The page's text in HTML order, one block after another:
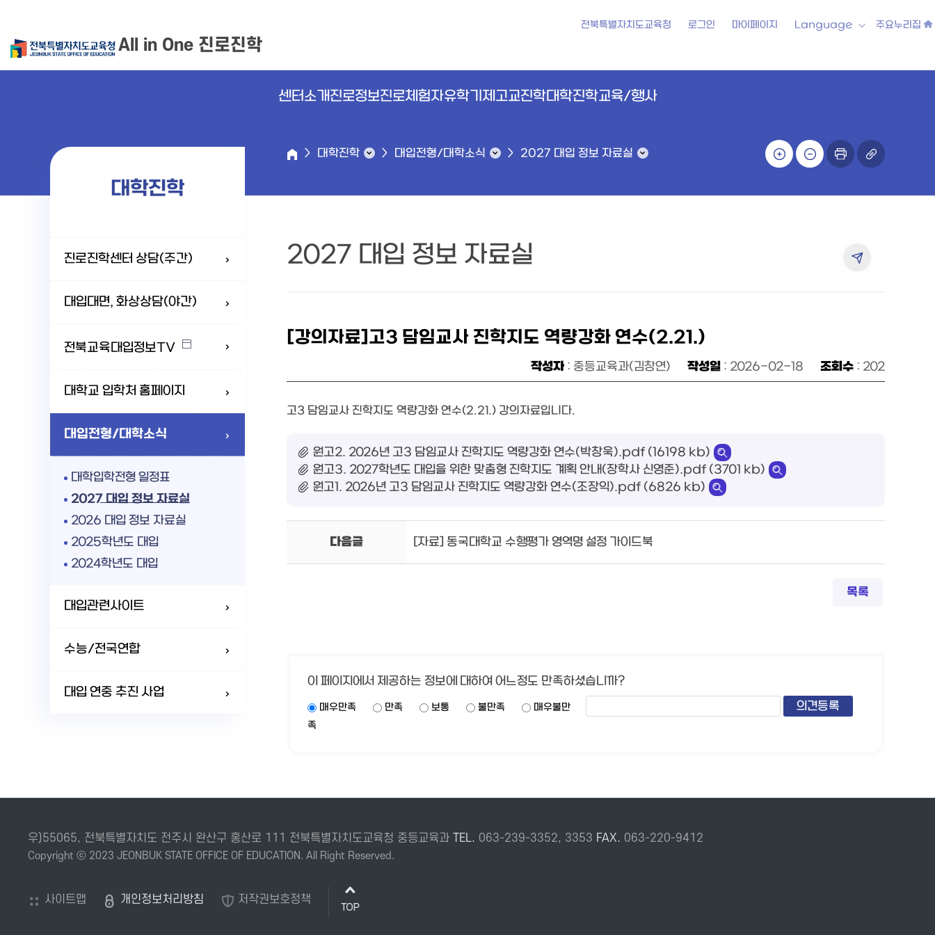
전북특별자치도교육청 로그인 마이페이지 Language 주요누리집
All in One 진로진학
센터소개진로정보진로체험자유학기제고교진학대학진학교육/행사
대학진학
진로진학센터 상담(주간)
대입대면, 화상상담(야간)
전북교육대입정보TV
대학교 입학처 홈페이지
대입전형/대학소식
대학입학전형 일정표
2027 대입 정보 자료실
2026 대입 정보 자료실
2025학년도 대입
2024학년도 대입
대입관련사이트
수능/전국연합
대입 연중 추진 사업
대학진학 대입전형/대학소식 2027 대입 정보 자료실
2027 대입 정보 자료실
[강의자료]고3 담임교사 진학지도 역량강화 연수(2.21.)
작성자: 중등교육과(김창연) 작성일 : 2026-02-18 조회수 : 202
고3 담임교사 진학지도 역량강화 연수(2.21.) 강의자료입니다.
원고2. 2026년 고3 담임교사 진학지도 역량강화 연수(박창욱).pdf (16198 kb)
원고3. 2027학년도 대입을 위한 맞춤형 진학지도 계획 안내(장학사 신영준).pdf (3701 kb)
원고1. 2026년 고3 담임교사 진학지도 역량강화 연수(조장익).pdf (6826 kb)
다음글 [자료] 동국대학교 수행평가 영역명 설정 가이드북
목록
이 페이지에서 제공하는 정보에 대하여 어느정도 만족하셨습니까?
매우만족 만족 보통 불만족
매우불만
족
우)55065, 전북특별자치도 전주시 완산구 홍산로 111 전북특별자치도교육청 중등교육과 TEL. 063-239-3352, 3353 FAX. 063-220-9412
Copyright ⓒ 2023 JEONBUK STATE OFFICE OF EDUCATION. All Right Reserved.
사이트맵 개인정보처리방침 저작권보호정책